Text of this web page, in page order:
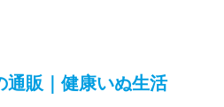
通販｜健康いぬ生活